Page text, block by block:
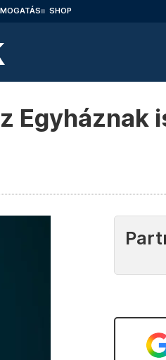
SHOP
Egyháznak